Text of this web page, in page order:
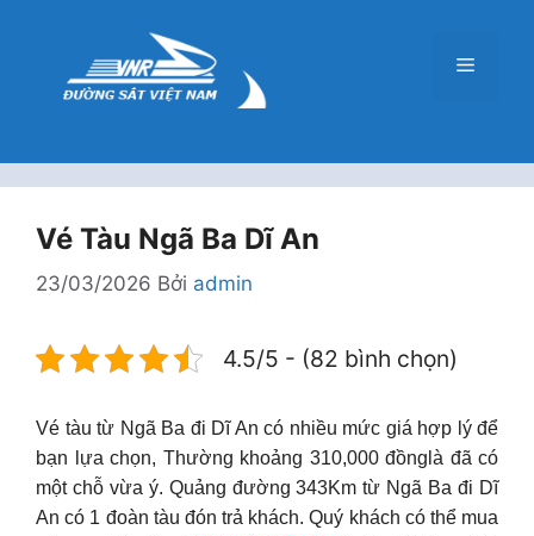
Menu
Vé Tàu Ngã Ba Dĩ An
23/03/2026 Bởi admin
4.5/5 - (82 bình chọn)
Vé tàu từ Ngã Ba đi Dĩ An có nhiều mức giá hợp lý để
bạn lựa chọn, Thường khoảng 310,000 đồnglà đã có
một chỗ vừa ý. Quảng đường 343Km từ Ngã Ba đi Dĩ
An có 1 đoàn tàu đón trả khách. Quý khách có thể mua